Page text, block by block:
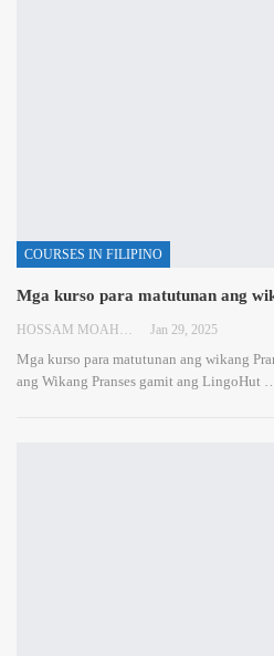
COURSES IN FILIPINO
Mga kurso para matutunan ang
HOSSAM MOAHMED Jan 29, 2025
Mga kurso para matutunan ang wikang
ang Wikang Pranses gamit ang LingoHut